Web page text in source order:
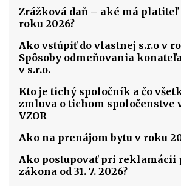
Zrážková daň – aké má
roku 2026?
Ako vstúpiť do vlastnej s.r.o v
Spôsoby odmeňovania
v s.r.o.
Kto je tichý spoločník a čo
zmluva o tichom spoločenstve
VZOR
Ako na prenájom bytu v roku
Ako postupovať pri reklamácii
zákona od 31. 7. 2026?